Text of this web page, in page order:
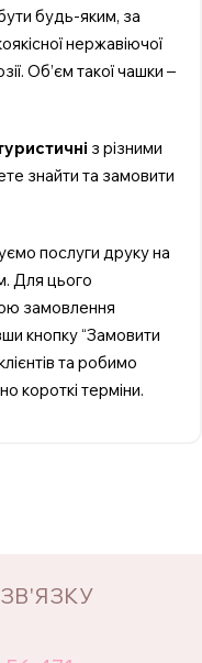
будь-яким, за
нержавіючої
Об’єм такої чашки –
з різними
знайти та замовити
послуги друку на
Для цього
замовлення
кнопку “Замовити
та робимо
короткі терміни.